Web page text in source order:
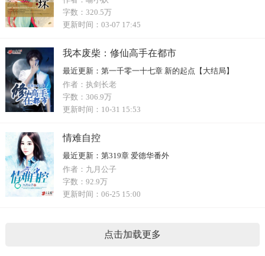
字数： 320.5万
更新时间： 03-07 17:45
我本废柴：修仙高手在都市
最近更新： 第一千零一十七章 新的起点【大结局】
作者： 执剑长老
字数： 306.9万
更新时间： 10-31 15:53
情难自控
最近更新： 第319章 爱德华番外
作者： 九月公子
字数： 92.9万
更新时间： 06-25 15:00
点击加载更多